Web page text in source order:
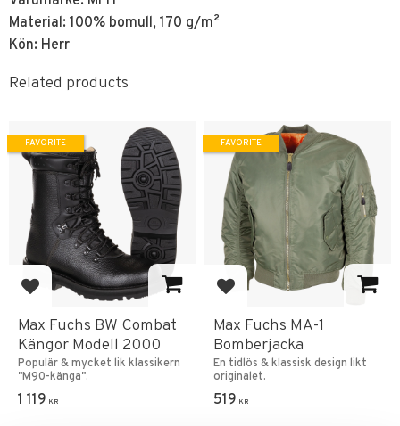
Material: 100% bomull, 170 g/m²
Kön: Herr
Related products
Add to favorites
Max Fuchs BW Combat
Kängor Modell 2000
Populär & mycket lik klassikern
"M90-känga".
1 119 KR
FAVORITE
Add to favorites
Max Fuchs MA-1
Bomberjacka
En tidlös & klassisk design likt
originalet.
519 KR
FAVORITE